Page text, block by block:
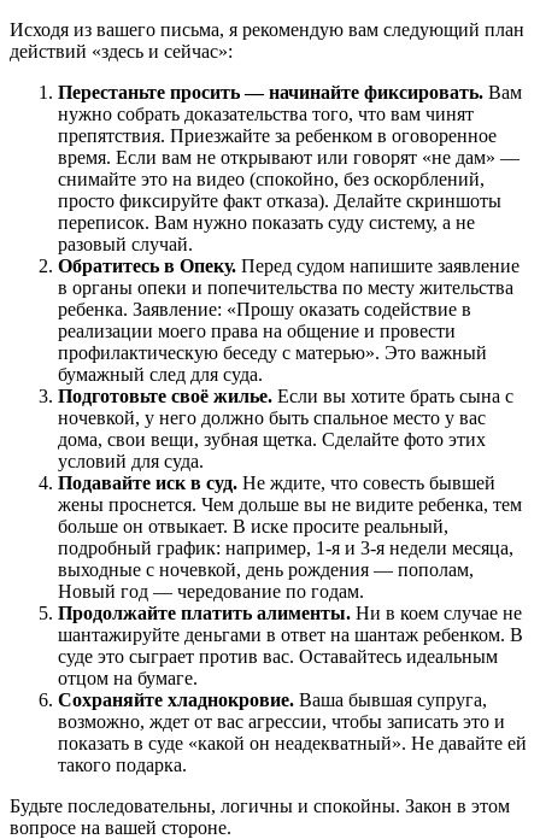
Исходя из вашего письма, я рекомендую вам следующий план
действий «здесь и сейчас»:
Перестаньте просить — начинайте фиксировать. Вам
нужно собрать доказательства того, что вам чинят
препятствия. Приезжайте за ребенком в оговоренное
время. Если вам не открывают или говорят «не дам» —
снимайте это на видео (спокойно, без оскорблений,
просто фиксируйте факт отказа). Делайте скриншоты
переписок. Вам нужно показать суду систему, а не
разовый случай.
Обратитесь в Опеку. Перед судом напишите заявление
в органы опеки и попечительства по месту жительства
ребенка. Заявление: «Прошу оказать содействие в
реализации моего права на общение и провести
профилактическую беседу с матерью». Это важный
бумажный след для суда.
Подготовьте своё жилье. Если вы хотите брать сына с
ночевкой, у него должно быть спальное место у вас
дома, свои вещи, зубная щетка. Сделайте фото этих
условий для суда.
Подавайте иск в суд. Не ждите, что совесть бывшей
жены проснется. Чем дольше вы не видите ребенка, тем
больше он отвыкает. В иске просите реальный,
подробный график: например, 1-я и 3-я недели месяца,
выходные с ночевкой, день рождения — пополам,
Новый год — чередование по годам.
Продолжайте платить алименты. Ни в коем случае не
шантажируйте деньгами в ответ на шантаж ребенком. В
суде это сыграет против вас. Оставайтесь идеальным
отцом на бумаге.
Сохраняйте хладнокровие. Ваша бывшая супруга,
возможно, ждет от вас агрессии, чтобы записать это и
показать в суде «какой он неадекватный». Не давайте ей
такого подарка.
Будьте последовательны, логичны и спокойны. Закон в этом
вопросе на вашей стороне.